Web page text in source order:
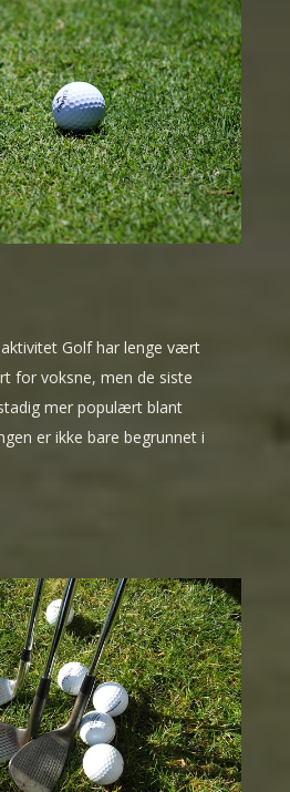
Golf har lenge vært
for voksne, men de siste
mer populært blant
er ikke bare begrunnet i